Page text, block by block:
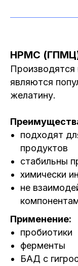
HPMC
Производятся
являются
желатину.
подходят
продуктов
стабильны
химически
не
Применение:
пробиотики
ферменты
БАД с